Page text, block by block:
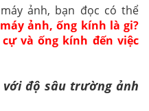
ảnh, bạn đọc có thể
ảnh, ống kính là gi?
và ống kính đến việc
với độ sâu trường ảnh